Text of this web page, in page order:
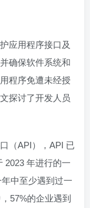
应用程序接口及
确保软件系统和
程序免遭未经授
探讨了开发人员
（API），API 已
2023 年进行的一
中至少遇到过一
57%的企业遇到